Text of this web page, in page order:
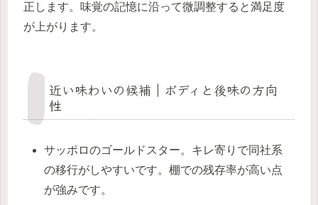
正します。味覚の記憶に沿って微調整すると満足度
が上がります。
近い味わいの候補｜ボディと後味の方向
性
サッポロのゴールドスター。キレ寄りで同社系
の移行がしやすいです。棚での残存率が高い点
が強みです。